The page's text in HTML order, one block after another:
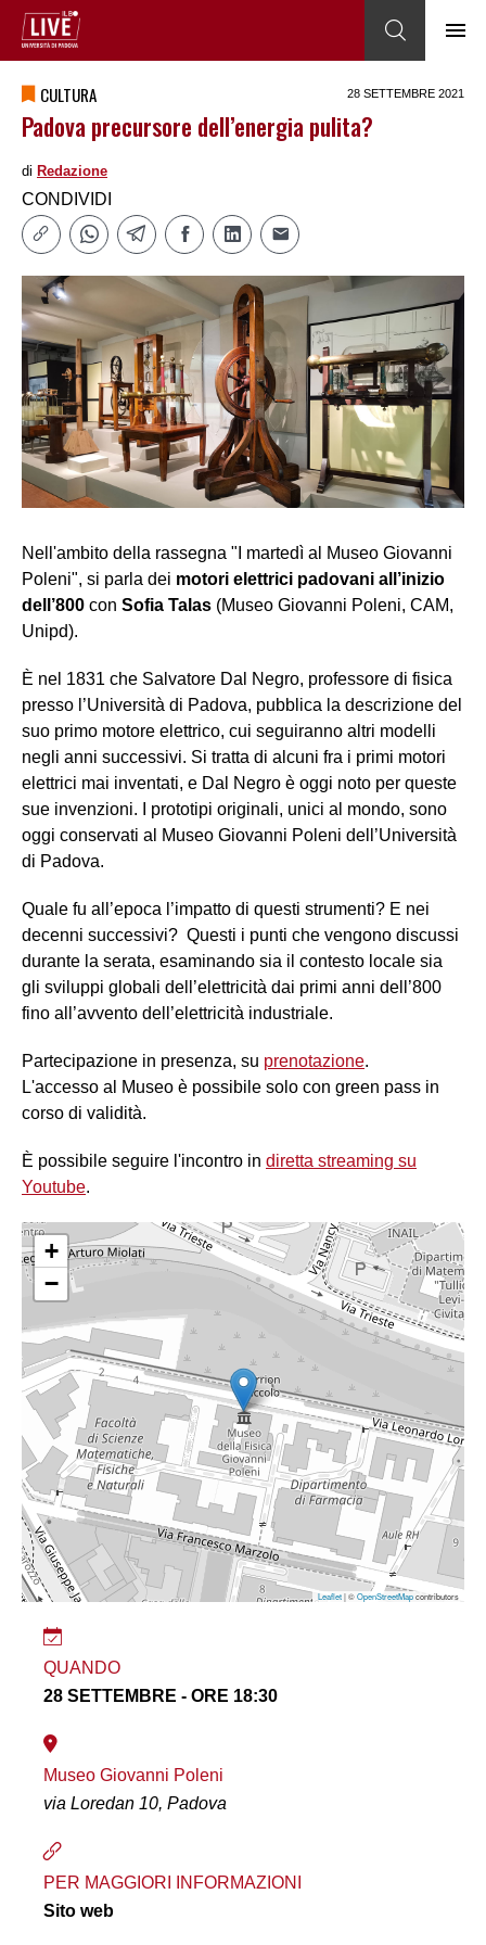
CULTURA 28 SETTEMBRE 2021
Padova precursore dell’energia pulita?
di Redazione
CONDIVIDI
Nell'ambito della rassegna "I martedì al Museo Giovanni
Poleni", si parla dei motori elettrici padovani all’inizio
dell’800 con Sofia Talas (Museo Giovanni Poleni, CAM,
Unipd).
È nel 1831 che Salvatore Dal Negro, professore di fisica
presso l’Università di Padova, pubblica la descrizione del
suo primo motore elettrico, cui seguiranno altri modelli
negli anni successivi. Si tratta di alcuni fra i primi motori
elettrici mai inventati, e Dal Negro è oggi noto per queste
sue invenzioni. I prototipi originali, unici al mondo, sono
oggi conservati al Museo Giovanni Poleni dell’Università
di Padova.
Quale fu all’epoca l’impatto di questi strumenti? E nei
decenni successivi? Questi i punti che vengono discussi
durante la serata, esaminando sia il contesto locale sia
gli sviluppi globali dell’elettricità dai primi anni dell’800
fino all’avvento dell’elettricità industriale.
Partecipazione in presenza, su prenotazione.
L'accesso al Museo è possibile solo con green pass in
corso di validità.
È possibile seguire l'incontro in diretta streaming su
Youtube.
+
−
Leaflet| ©OpenStreetMapcontributors
QUANDO
28 SETTEMBRE - ORE 18:30
Museo Giovanni Poleni
via Loredan 10, Padova
PER MAGGIORI INFORMAZIONI
Sito web